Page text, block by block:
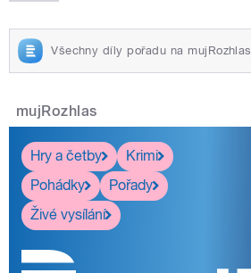
Všechny díly pořadu na mujRozhlas
mujRozhlas
Hry a četby
Krimi
Pohádky
Pořady
Živé vysílání